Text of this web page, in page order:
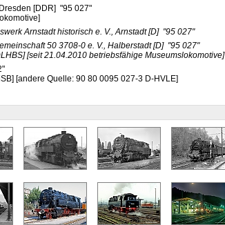
[DDR] "95 027"
Arnstadt historisch e. V., Arnstadt [D] "95 027"
50 3708-0 e. V., Halberstadt [D] "95 027"
[seit 21.04.2010 betriebsfähige Museumslokomotive]
[andere Quelle: 90 80 0095 027-3 D-HVLE]